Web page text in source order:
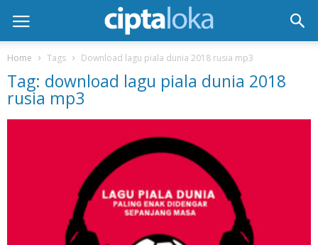
Home Tags Download lagu piala dunia 2018 rusia mp3
Tag: download lagu piala dunia 2018
rusia mp3